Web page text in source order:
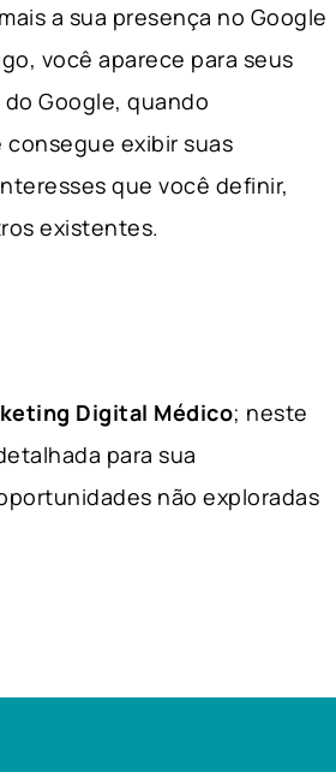
a sua presença no Google
você aparece para seus
Google, quando
consegue exibir suas
que você definir,
existentes.
Digital Médico; neste
para sua
não exploradas